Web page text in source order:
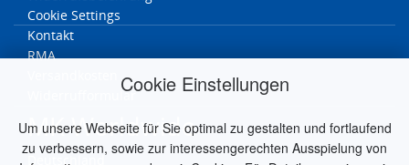
Cookie Einstellungen
Um unsere Webseite für Sie optimal zu gestalten und fortlaufend
zu verbessern, sowie zur interessengerechten Ausspielung von
Cookie Settings
Kontakt
RMA
Widerrufformular
MK Worldwide
Deutschland